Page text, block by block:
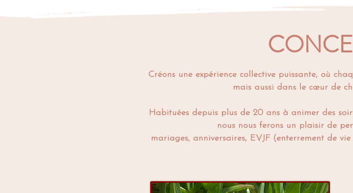
Créons une expérience collective puissante, où
mais aussi dans le cœur de
Habituées depuis plus de 20 ans à animer des
nous nous ferons un plaisir de
mariages, anniversaires, EVJF (enterrement de